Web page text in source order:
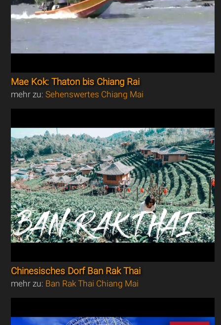
Mae Kok: Thaton bis Chiang Rai
mehr zu:Sehenswertes Chiang Mai
Chinesisches Dorf Ban Rak Thai
mehr zu: Ban Rak Thai Chiang Mai